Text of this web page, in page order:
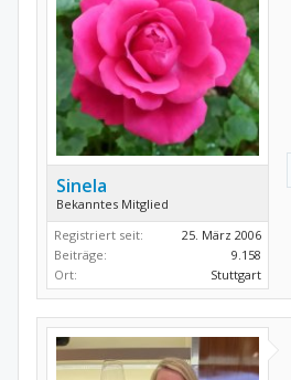
Sinela
Bekanntes Mitglied
Registriert seit:
25. März 2006
Beiträge:
9.158
Ort:
Stuttgart